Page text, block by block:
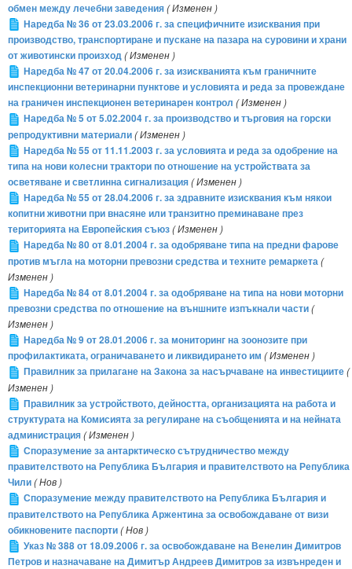
обмен между лечебни заведения( Изменен )
Наредба № 36 от 23.03.2006 г. за специфичните изисквания при
производство, транспортиране и пускане на пазара на суровини и храни
от животински произход( Изменен )
Наредба № 47 от 20.04.2006 г. за изискванията към граничните
инспекционни ветеринарни пунктове и условията и реда за провеждане
на граничен инспекционен ветеринарен контрол ( Изменен )
Наредба № 5 от 5.02.2004 г. за производство и търговия на горски
репродуктивни материали( Изменен )
Наредба № 55 от 11.11.2003 г. за условията и реда за одобрение на
типа на нови колесни трактори по отношение на устройствата за
осветяване и светлинна сигнализация( Изменен )
Наредба № 55 от 28.04.2006 г. за здравните изисквания към някои
копитни животни при внасяне или транзитно преминаване през
територията на Европейския съюз( Изменен )
Наредба № 80 от 8.01.2004 г. за одобряване типа на предни фарове
против мъгла на моторни превозни средства и техните ремаркета(
Изменен )
Наредба № 84 от 8.01.2004 г. за одобряване на типа на нови моторни
превозни средства по отношение на външните изпъкнали части(
Изменен )
Наредба № 9 от 28.01.2006 г. за мониторинг на зоонозите при
профилактиката, ограничаването и ликвидирането им ( Изменен )
Правилник за прилагане на Закона за насърчаване на инвестициите(
Изменен )
Правилник за устройството, дейността, организацията на работа и
структурата на Комисията за регулиране на съобщенията и на нейната
администрация( Изменен )
Споразумение за антарктическо сътрудничество между
правителството на Република България и правителството на Република
Чили( Нов )
Споразумение между правителството на Република България и
правителството на Република Аржентина за освобождаване от визи
обикновените паспорти( Нов )
Указ № 388 от 18.09.2006 г. за освобождаване на Венелин Димитров
Петров и назначаване на Димитър Андреев Димитров за извънреден и